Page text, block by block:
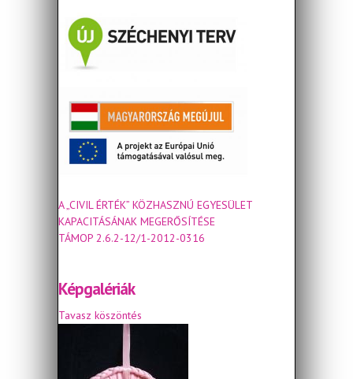
A „CIVIL ÉRTÉK” KÖZHASZNÚ EGYESÜLET
KAPACITÁSÁNAK MEGERŐSÍTÉSE
TÁMOP 2.6.2-12/1-2012-0316
Képgalériák
Tavasz köszöntés